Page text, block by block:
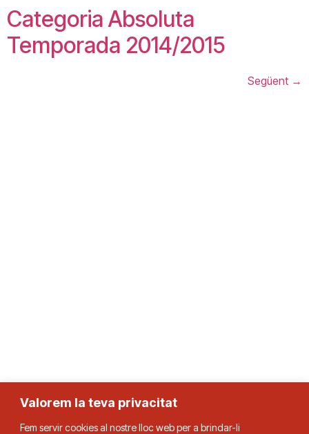
Valorem la teva privacitat
Fem servir cookies al nostre lloc web per a brindar-li
Categoria Absoluta
Temporada 2014/2015
Següent →